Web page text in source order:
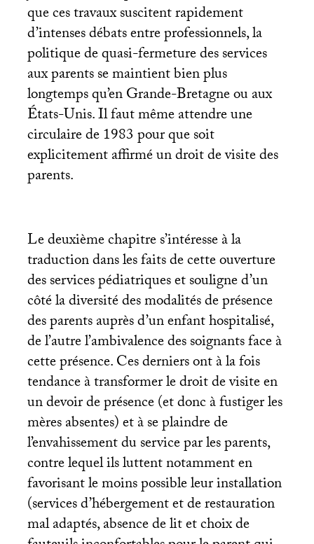
que ces travaux suscitent rapidement
d’intenses débats entre professionnels, la
politique de quasi-fermeture des services
aux parents se maintient bien plus
longtemps qu’en Grande-Bretagne ou aux
États-Unis. Il faut même attendre une
circulaire de 1983 pour que soit
explicitement affirmé un droit de visite des
parents.
Le deuxième chapitre s’intéresse à la
traduction dans les faits de cette ouverture
des services pédiatriques et souligne d’un
côté la diversité des modalités de présence
des parents auprès d’un enfant hospitalisé,
de l’autre l’ambivalence des soignants face à
cette présence. Ces derniers ont à la fois
tendance à transformer le droit de visite en
un devoir de présence (et donc à fustiger les
mères absentes) et à se plaindre de
l’envahissement du service par les parents,
contre lequel ils luttent notamment en
favorisant le moins possible leur installation
(services d’hébergement et de restauration
mal adaptés, absence de lit et choix de